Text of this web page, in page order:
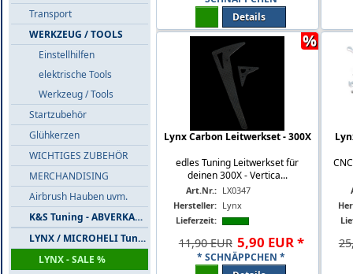
Transport
WERKZEUG / TOOLS
Einstellhilfen
elektrische Tools
Werkzeug / Tools
Startzubehör
Glühkerzen
WICHTIGES ZUBEHÖR
MERCHANDISING
Airbrush Hauben uvm.
K&S Tuning - ABVERKAUF
LYNX / MICROHELI Tuning
LYNX - SALE %
Details
Lynx Carbon Leitwerkset - 300X
edles Tuning Leitwerkset für
deinen 300X - Vertica...
Art.Nr.: LX0347
Hersteller: Lynx
Lieferzeit:
11,90 EUR 5,90 EUR*
* SCHNÄPPCHEN *
%